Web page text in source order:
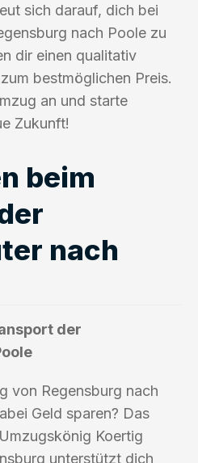
sich darauf, dich bei
nach Poole zu
dir einen qualitativ
bestmöglichen Preis.
an und starte
Zukunft!
beim
nach
der
von Regensburg nach
Geld sparen? Das
Koertig
unterstützt dich